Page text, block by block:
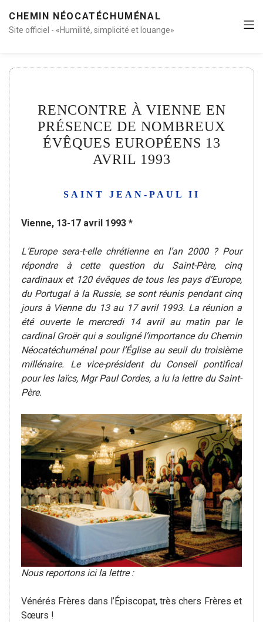
CHEMIN NÉOCATÉCHUMÉNAL
Site officiel - «Humilité, simplicité et louange»
RENCONTRE À VIENNE EN
PRÉSENCE DE NOMBREUX
ÉVÊQUES EUROPÉENS 13
AVRIL 1993
SAINT JEAN-PAUL II
Vienne, 13-17 avril 1993 *
L’Europe sera-t-elle chrétienne en l’an 2000 ? Pour
répondre à cette question du Saint-Père, cinq
cardinaux et 120 évêques de tous les pays d’Europe,
du Portugal à la Russie, se sont réunis pendant cinq
jours à Vienne du 13 au 17 avril 1993. La réunion a
été ouverte le mercredi 14 avril au matin par le
cardinal Groër qui a souligné l’importance du Chemin
Néocatéchuménal pour l’Église au seuil du troisième
millénaire. Le vice-président du Conseil pontifical
pour les laïcs, Mgr Paul Cordes, a lu la lettre du Saint-
Père.
Nous reportons ici la lettre :
Vénérés Frères dans l’Épiscopat, très chers Frères et
Sœurs !